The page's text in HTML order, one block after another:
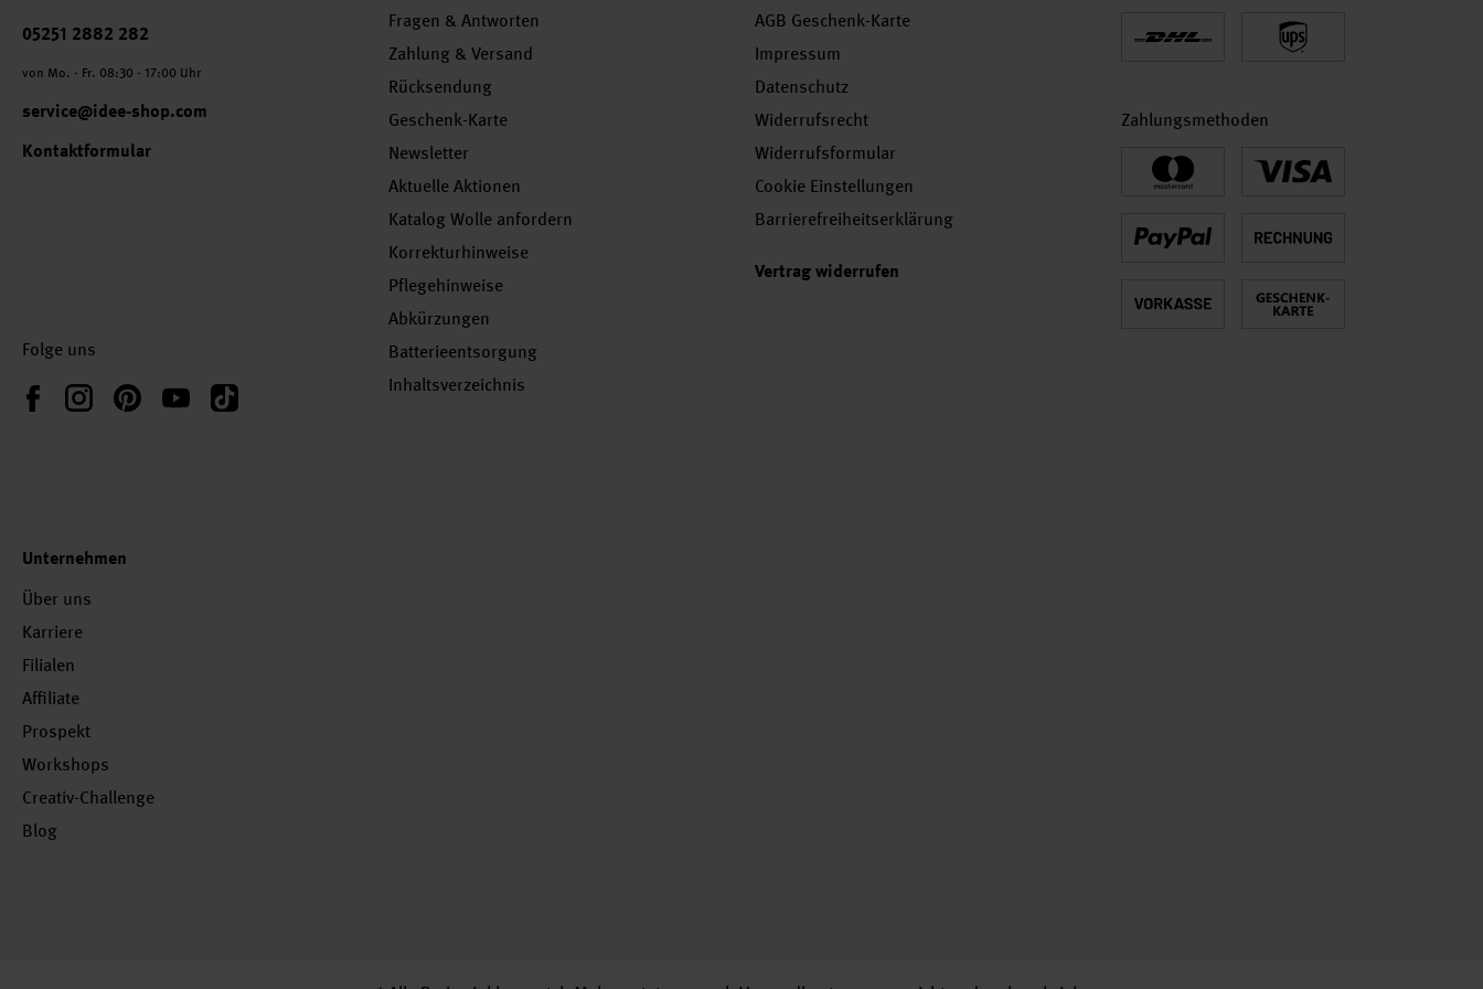
Telefonnummer
05251 2882 282
von Mo. - Fr. 08:30 - 17:00 Uhr
service@idee-shop.com
Kontaktformular
Folge uns
FacebookInstagramPinterestYouTubeTikTok
Fragen & Antworten
Zahlung & Versand
Rücksendung
Geschenk-Karte
Newsletter
Aktuelle Aktionen
Katalog Wolle anfordern
Korrekturhinweise
Pflegehinweise
Abkürzungen
Batterieentsorgung
Inhaltsverzeichnis
AGB Geschenk-Karte
Impressum
Datenschutz
Widerrufsrecht
Widerrufsformular
Cookie Einstellungen
Barrierefreiheitserklärung
Vertrag widerrufen
Zahlungsmethoden
Unternehmen
Über uns
Karriere
Filialen
Affiliate
Prospekt
Workshops
Creativ-Challenge
Blog